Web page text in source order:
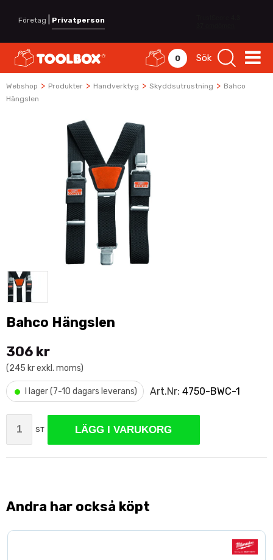
Företag Privatperson
0 Sök
Webshop > Produkter > Handverktyg > Skyddsutrustning > Bahco
Hängslen
Bahco Hängslen
306 kr
(245 kr exkl. moms)
• I lager (7-10 dagars leverans) Art.Nr: 4750-BWC-1
ST LÄGG I VARUKORG
Andra har också köpt